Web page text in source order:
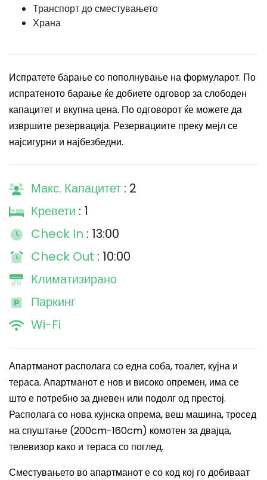
Транспорт до сместувањето
Храна
Испратете барање со пополнување на формуларот. По
испратеното барање ќе добиете одговор за слободен
капацитет и вкупна цена. По одговорот ќе можете да
извршите резервација. Резервациите преку мејл се
најсигурни и најбезбедни.
Макс. Капацитет : 2
Кревети : 1
Check In : 13:00
Check Out : 10:00
Климатизирано
Паркинг
Wi-Fi
Апартманот располага со една соба, тоалет, кујна и
тераса. Апартманот е нов и високо опремен, има се
што е потребно за дневен или подолг од престој.
Располага со нова кујнска опрема, веш машина, тросед
на спуштање (200cm-160cm) комотен за двајца,
телевизор како и тераса со поглед.
Сместувањето во апартманот е со код кој го добиваат